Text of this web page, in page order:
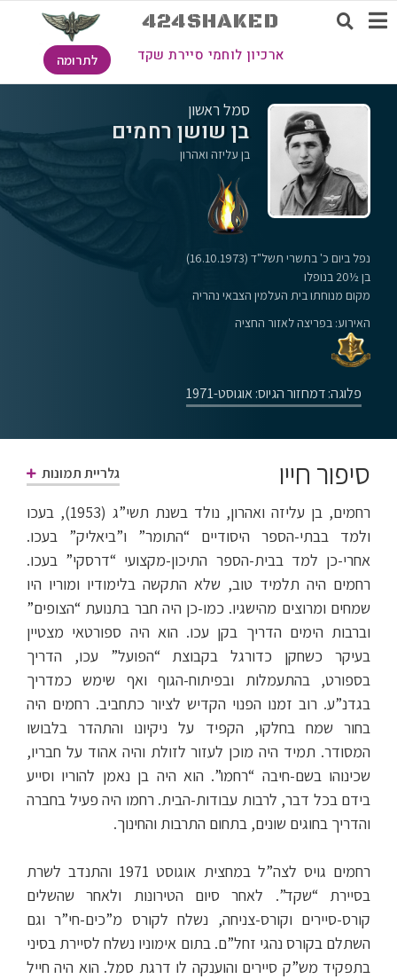
424SHAKED
ארכיון לוחמי סיירת שקד לתרומה
סמל ראשון
בן שושן רחמים
בן עליזה ואהרון
נפל ביום כ' בתשרי תשל"ד (16.10.1973)
בן ½20 בנופלו
מקום מנוחתו בית העלמין הצבאי נהריה
האירוע: בפריצה לאזור החציה
פלוגה: דמחזור הגיוס: אוגוסט-1971
סיפור חייו גלריית תמונות
רחמים, בן עליזה ואהרון, נולד בשנת תשי”ג (1953), בעכו
ולמד בבתי-הספר היסודיים “התומר” ו”ביאליק” בעכו.
אחרי-כן למד בבית-הספר התיכון-מקצועי “דרסקי” בעכו.
רחמים היה תלמיד טוב, שלא התקשה בלימודיו ומוריו היו
שמחים ומרוצים מהישגיו. כמו-כן היה חבר בתנועת “הצופים”
וברבות הימים הדריך בקן עכו. הוא היה ספורטאי מצטיין
בעיקר כשחקן כדורגל בקבוצת “הפועל” עכו, הדריך
בספורט, בהתעמלות ובפיתוח-הגוף ואף שימש כמדריך
בגדנ”ע. רוב זמנו הפנוי הקדיש לציור כתחביב. רחמים היה
בחור שמח בחלקו, הקפיד על ניקיונו והתהדר בלבושו
המסודר. תמיד היה מוכן לעזור לזולת והיה אהוד על חבריו,
שכינוהו בשם-חיבה “רחמו”. הוא היה בן נאמן להוריו וסייע
בידם בכל דבר, לרבות עבודות-הבית. רחמו היה פעיל בחברה
והדריך בחוגים שונים, בתחום התרבות והחינוך.
רחמים גויס לצה”ל במחצית אוגוסט 1971 והתנדב לשרת
בסיירת “שקד”. לאחר סיום הטירונות ולאחר שהשלים
קורס-סיירים וקורס-צניחה, נשלח לקורס מ”כים-חי”ר וגם
השתלם בקורס נהגי זחל”ם. בתום אימוניו נשלח לסיירת בסיני
בתפקיד מש”ק סיירים והוענקה לו דרגת סמל. הוא היה חייל